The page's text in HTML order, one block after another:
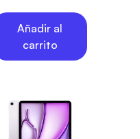
Añadir al
carrito